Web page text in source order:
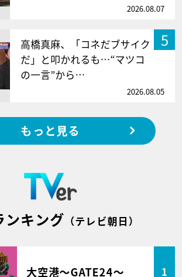
2026.08.07
5
高橋真麻、「コネだブサイク
だ」と叩かれるも…“マツコ
の一言”から…
2026.08.05
もっと見る
ンキング （テレビ朝日）
大空港～GATE24～ 1